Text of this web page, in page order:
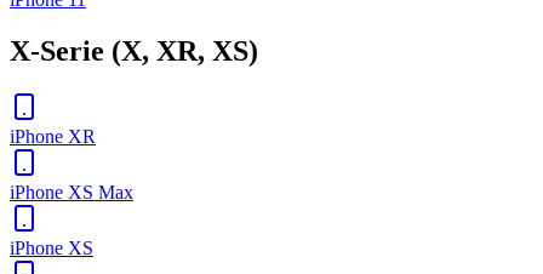
X-Serie (X, XR, XS)
iPhone XR
iPhone XS Max
iPhone XS